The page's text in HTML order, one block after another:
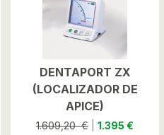
DENTAPORT ZX
(LOCALIZADOR DE
APICE)
1.609,20 €
1.395 €